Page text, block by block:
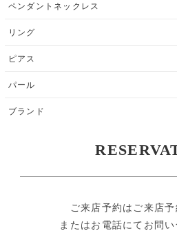
ペンダントネックレス
リング
ピアス
パール
ブランド
ご来店予約はご来店予
またはお電話にてお問い